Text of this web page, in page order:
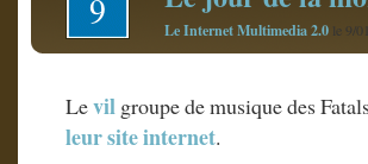
9 Le Internet Multimedia 2.0 le 9/
Levil groupe de musique des
leur site internet.